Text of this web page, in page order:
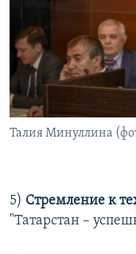
Талия Минуллина
5) Стремление к
"Татарстан –